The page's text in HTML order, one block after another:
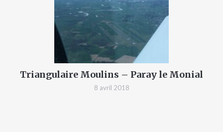
Triangulaire Moulins – Paray le Monial
8 avril 2018